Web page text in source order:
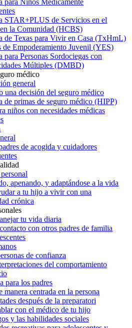
STAR+PLUS de Servicios en el
la Comunidad (HCBS)
de Texas para Vivir en Casa (TxHmL)
de Empoderamiento Juvenil (YES)
para Personas Sordociegas con
Múltiples (DMBD)
médico
general
una decisión del seguro médico
de primas de seguro médico (HIPP)
niños con necesidades médicas
de acogida y cuidadores
apenando, y adaptándose a la vida
a tu hijo a vivir con una
crónica
tu vida diaria
con otros padres de familia
de confianza
del comportamiento
para los padres
manera centrada en la persona
después de la preparatori
con el médico de tu hijo
y las habilidades sociales